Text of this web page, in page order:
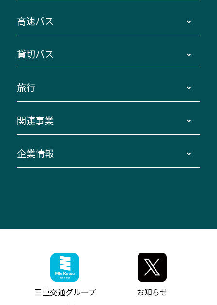
主要停留所案内図・時刻表
路線バスのご利用方法
三重交通接近情報バスロケーションシステム
ダイヤ改正情報
迂回・休止について
臨時バスについて
伊勢二見鳥羽周遊バスCANばす
「みえブルーライン」（三重大学病院直通バ
神都ライナー
ミジュマルのラッピングバス（鈴鹿管内）
参宮バス
神都バス
高速バス
南紀・VISON～横浜・東京・埼玉
伊賀～名古屋
南紀～VISON～名古屋
湯の山温泉～名古屋
桑名・長島温泉・金城ふ頭駅～中部国際空港
（休止中）
お客様駐車場のご案内
アイコンの説明
インターネット予約
よくあるご質問
貸切バス
貸切バスのご利用について
お問い合わせ
旅行
貸切バス団体旅行
美し国周遊ばす
関連事業
自家用自動車車両運行管理
ザ・バスコレクション三重交通バスセット
三重交通公式グッズ
企業情報
ファンコーナー
お問い合わせ
お知らせ・最新情報一覧
ニュースリリース
三重交通グループ
お知らせ